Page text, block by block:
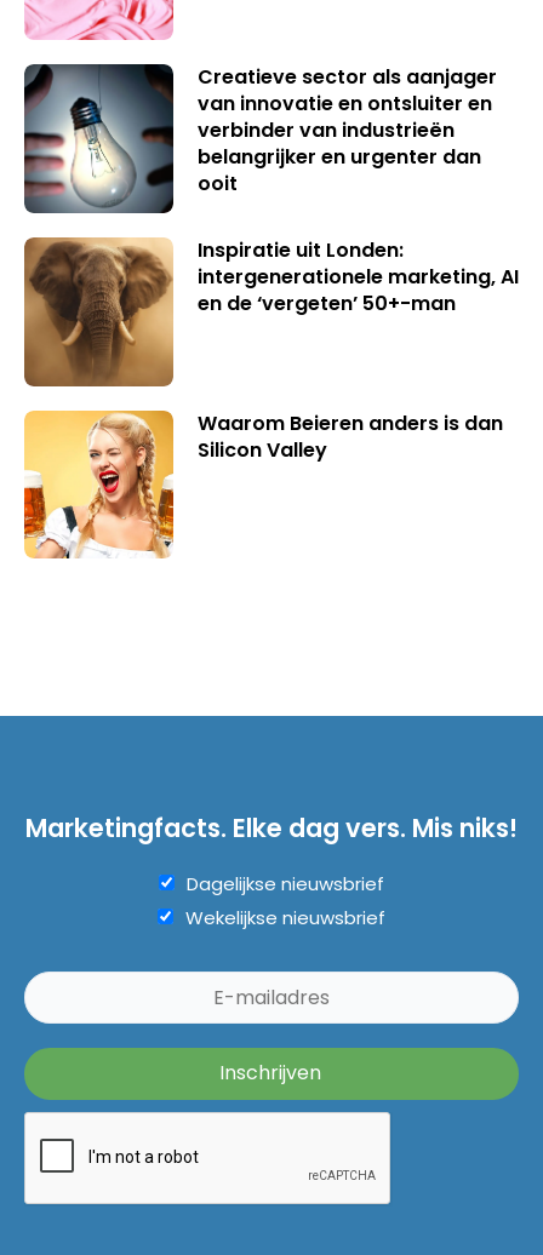
Creatieve sector als aanjager
van innovatie en ontsluiter en
verbinder van industrieën
belangrijker en urgenter dan
ooit
Inspiratie uit Londen:
intergenerationele marketing, AI
en de ‘vergeten’ 50+-man
Waarom Beieren anders is dan
Silicon Valley
Marketingfacts. Elke dag vers. Mis niks!
Dagelijkse nieuwsbrief
Wekelijkse nieuwsbrief